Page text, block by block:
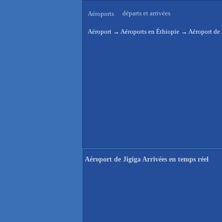
Aéroports départs et arrivées
Aéroport → Aéroports en Éthiopie → Aéroport de
Aéroport de Jigiga Arrivées en temps réel